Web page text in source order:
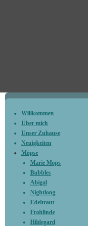
Willkommen
Über mich
Unser Zuhause
Neuigkeiten
Möpse
Marie Mops
Bubbles
Abigal
Nightlong
Edeltraut
Frohlinde
Hildegard